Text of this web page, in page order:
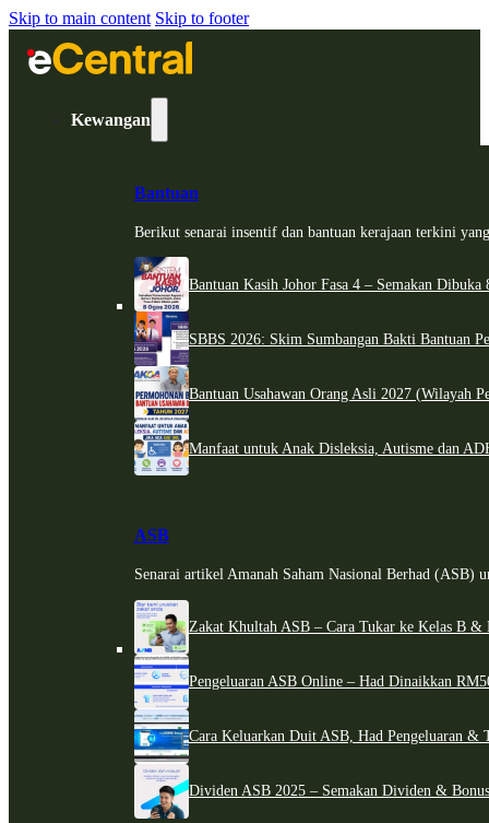
Skip to main content Skip to footer
Kewangan
Bantuan
Berikut senarai insentif dan bantuan kerajaan terkini
Bantuan Kasih Johor Fasa 4 – Semakan
SBBS 2026: Skim Sumbangan Bakti Bantuan
Bantuan Usahawan Orang Asli 2027 (Wilayah
Manfaat untuk Anak Disleksia, Autisme dan
ASB
Senarai artikel Amanah Saham Nasional Berhad (ASB)
Zakat Khultah ASB – Cara Tukar ke Kelas B &
Pengeluaran ASB Online – Had Dinaikkan
Cara Keluarkan Duit ASB, Had Pengeluaran &
Dividen ASB 2025 – Semakan Dividen &